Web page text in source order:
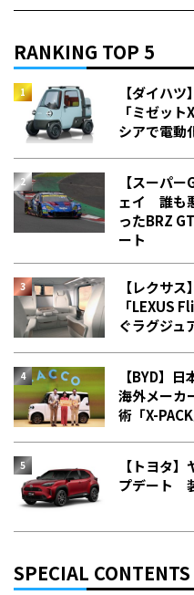
RANKING TOP 5
【ダイハ
「ミゼッ
シアで電動
【スーパ
ェイ 誰も
った――BRZ
ート
【レクサ
「LEXUS
ぐラグジュ
【BYD】
海外メーカ
術「X-
【トヨタ
プデート
SPECIAL CONTENTS